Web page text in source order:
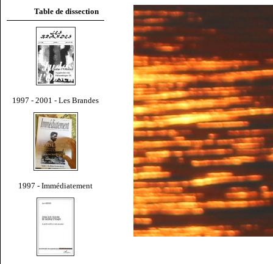
Table de dissection
1997 - 2001 - Les Brandes
1997 - Immédiatement